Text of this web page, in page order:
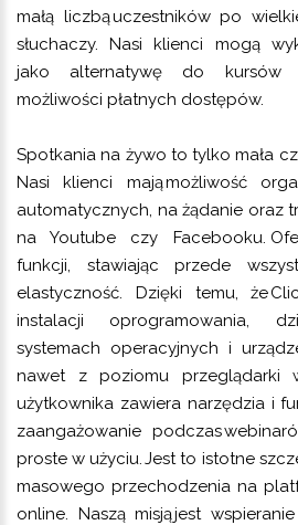
małą liczbą uczestników po
słuchaczy. Nasi klienci mogą
jako alternatywę do kursów
możliwości płatnych dostępów.
Spotkania na żywo to tylko mała
Nasi klienci mają możliwość
automatycznych, na żądanie oraz
na Youtube czy Facebooku.
funkcji, stawiając przede
elastyczność. Dzięki temu, że
instalacji oprogramowania,
systemach operacyjnych i
nawet z poziomu przeglądarki
użytkownika zawiera narzędzia i
zaangażowanie podczas
proste w użyciu. Jest to istotne
masowego przechodzenia na
online. Naszą misją jest